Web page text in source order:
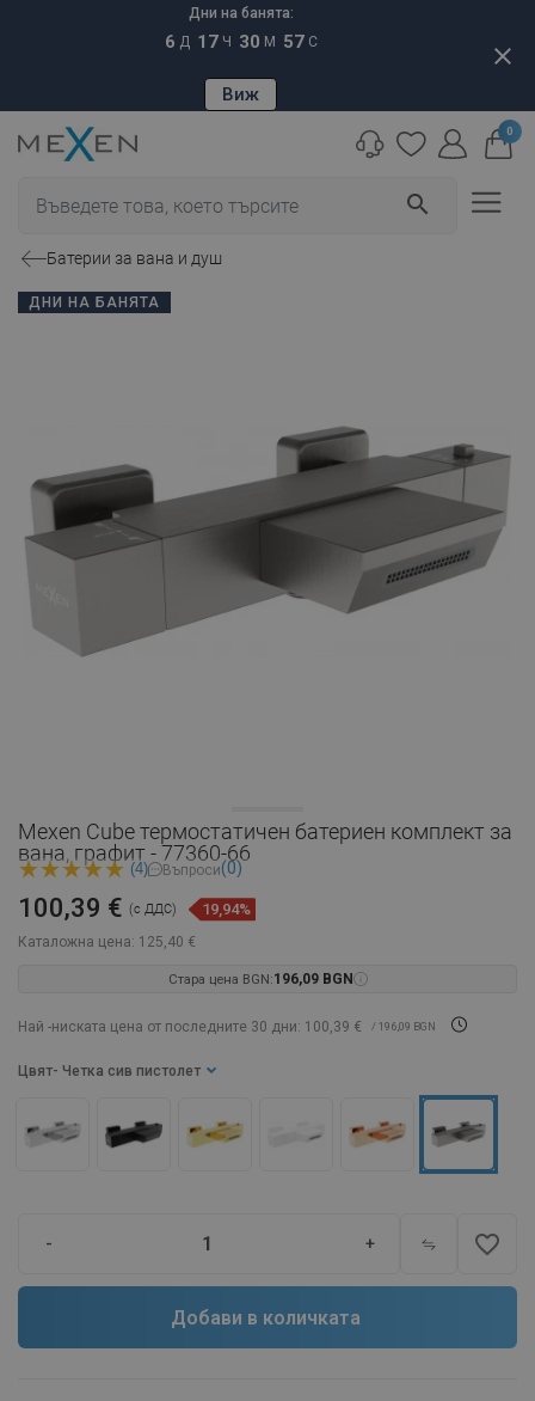
Дни на банята:
6 Д 17 Ч 30 М 56 С
Виж
close
search
0
Батерии за вана и душ
ДНИ НА БАНЯТА
Mexen Cube термостатичен батериен комплект за
вана, графит - 77360-66
(4) Въпроси(0)
Каталожна цена: 125,40 €
100,39 € (с ДДС) 19,94%
Стара цена BGN:196,09 BGN
Най -ниската цена от последните 30 дни: 100,39 € / 196,09 BGN
Цвят - Четка сив пистолет
- + favorite_border
Добави в количката